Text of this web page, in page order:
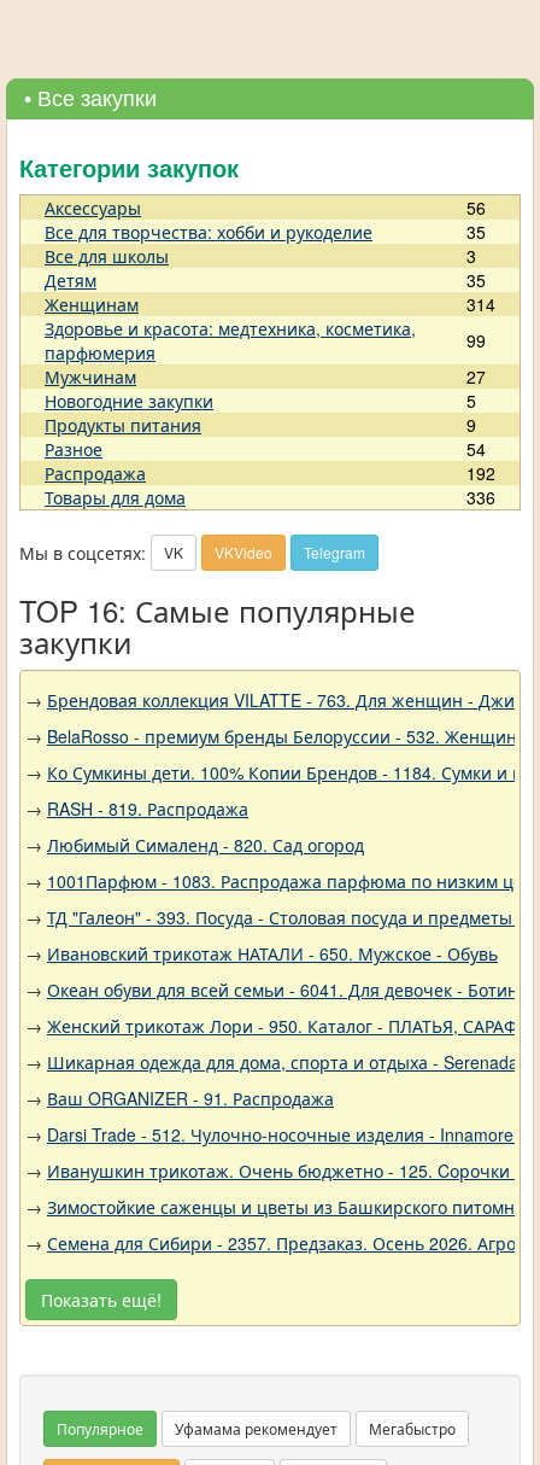
• Все закупки
Категории закупок
Аксессуары
56
Все для творчества: хобби и рукоделие
35
Все для школы
3
Детям
35
Женщинам
314
Здоровье и красота: медтехника, косметика,
парфюмерия
99
Мужчинам
27
Новогодние закупки
5
Продукты питания
9
Разное
54
Распродажа
192
Товары для дома
336
Мы в соцсетях: VK VKVideo Telegram
TOP 16: Самые популярные
закупки
→ Брендовая коллекция VILATTE - 763. Для женщин -
→ BelaRosso - премиум бренды Белоруссии - 532.
→ Ко Сумкины дети. 100% Копии Брендов - 1184. Сумки и
→ RASH - 819. Распродажа
→ Любимый Сималенд - 820. Сад огород
→ 1001Парфюм - 1083. Распродажа парфюма по низким
→ ТД "Галеон" - 393. Посуда - Столовая посуда и предметы
→ Ивановский трикотаж НАТАЛИ - 650. Мужское - Обувь
→ Океан обуви для всей семьи - 6041. Для девочек - Ботинки
→ Женский трикотаж Лори - 950. Каталог - ПЛАТЬЯ,
→ Шикарная одежда для дома, спорта и отдыха - Serenada
→ Ваш ORGANIZER - 91. Распродажа
→ Darsi Trade - 512. Чулочно-носочные изделия - Innamore
→ Иванушкин трикотаж. Очень бюджетно - 125. Cорочки
→ Зимостойкие саженцы и цветы из Башкирского
→ Семена для Сибири - 2357. Предзаказ. Осень 2026.
Показать ещё!
Популярное Уфамама рекомендует Мегабыстро